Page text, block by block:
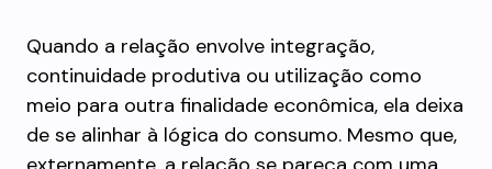
Quando a relação envolve integração,
continuidade produtiva ou utilização como
meio para outra finalidade econômica, ela deixa
de se alinhar à lógica do consumo. Mesmo que,